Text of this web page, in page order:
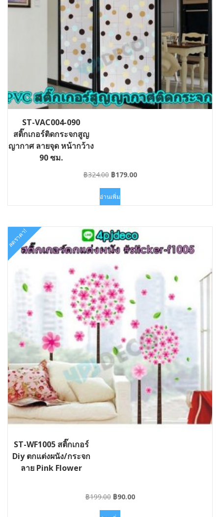
ST-VAC004-090
สติ๊กเกอร์ติดกระจกสูญ
ญากาศ ลายจุด หน้ากว้าง
90 ซม.
฿324.00 Original
was:
฿324.00.
฿179.00Current
อ่านเพิ่ม
ลดราคา!
ST-WF1005 สติ๊กเกอร์
Diy ตกแต่งผนัง/กระจก
ลาย Pink Flower
฿199.00 Original
฿90.00Current